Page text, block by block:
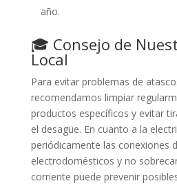
año.
🎓 Consejo de
Local
Para evitar problemas de
recomendamos limpiar
productos específicos y evitar
el desagüe. En cuanto a la
periódicamente las conexiones
electrodomésticos y no
corriente puede prevenir